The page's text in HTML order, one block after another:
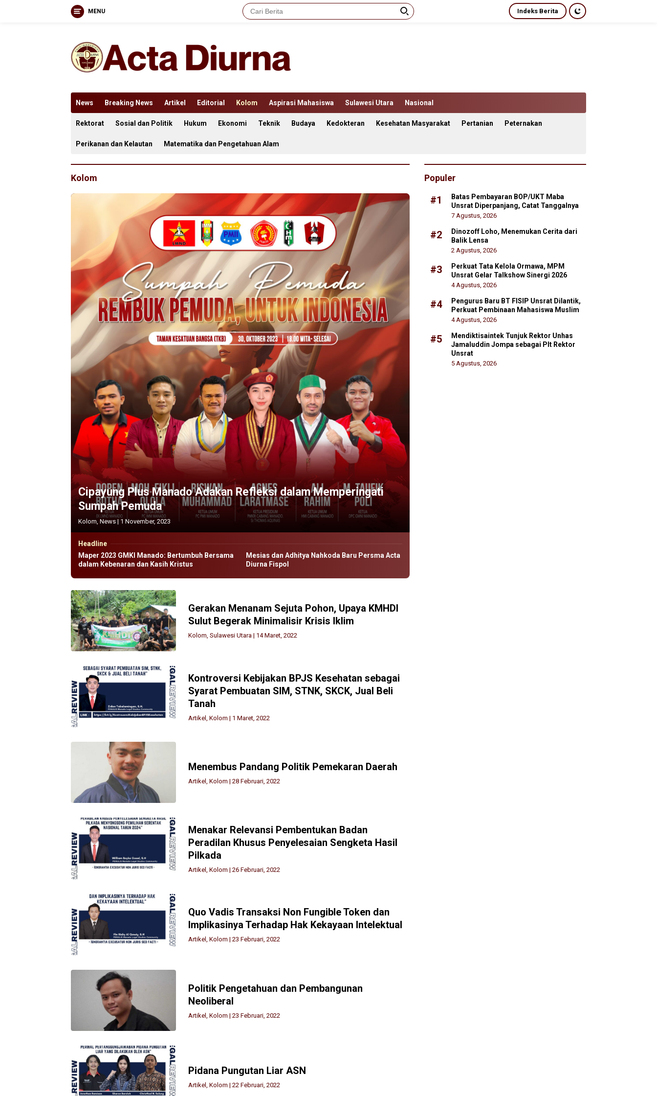
MENU Indeks Berita
News Breaking News Artikel Editorial Kolom Aspirasi Mahasiswa Sulawesi Utara Nasional
Rektorat Sosial dan Politik Hukum Ekonomi Teknik Budaya Kedokteran Kesehatan Masyarakat Pertanian Peternakan
Perikanan dan Kelautan Matematika dan Pengetahuan Alam
Kolom
Cipayung Plus Manado Adakan Refleksi dalam Memperingati
Sumpah Pemuda
Kolom News | 1 November, 2023
Headline
Maper 2023 GMKI Manado: Bertumbuh Bersama
dalam Kebenaran dan Kasih Kristus
Mesias dan Adhitya Nahkoda Baru Persma Acta
Diurna Fispol
Gerakan Menanam Sejuta Pohon, Upaya KMHDI
Sulut Begerak Minimalisir Krisis Iklim
Kolom, Sulawesi Utara| 14 Maret, 2022
Kontroversi Kebijakan BPJS Kesehatan sebagai
Syarat Pembuatan SIM, STNK, SKCK, Jual Beli
Tanah
Artikel Kolom | 1 Maret, 2022
Menembus Pandang Politik Pemekaran Daerah
Artikel Kolom | 28 Februari, 2022
Menakar Relevansi Pembentukan Badan
Peradilan Khusus Penyelesaian Sengketa Hasil
Pilkada
Artikel , Kolom | 26 Februari, 2022
Quo Vadis Transaksi Non Fungible Token dan
Implikasinya Terhadap Hak Kekayaan Intelektual
Artikel , Kolom | 23 Februari, 2022
Politik Pengetahuan dan Pembangunan
Neoliberal
Artikel Kolom | 23 Februari, 2022
Pidana Pungutan Liar ASN
Artikel Kolom | 22 Februari, 2022
Populer
#1
Batas Pembayaran BOP/UKT Maba
Unsrat Diperpanjang, Catat Tanggalnya
7 Agustus, 2026
#2
Dinozoff Loho, Menemukan Cerita dari
Balik Lensa
2 Agustus, 2026
#3
Perkuat Tata Kelola Ormawa, MPM
Unsrat Gelar Talkshow Sinergi 2026
4 Agustus, 2026
#4
Pengurus Baru BT FISIP Unsrat Dilantik,
Perkuat Pembinaan Mahasiswa Muslim
4 Agustus, 2026
#5
Mendiktisaintek Tunjuk Rektor Unhas
Jamaluddin Jompa sebagai Plt Rektor
Unsrat
5 Agustus, 2026